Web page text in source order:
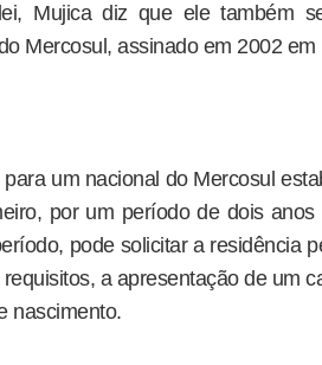
Mujica diz que ele também
Mercosul, assinado em 2002 em
um nacional do Mercosul
por um período de dois
pode solicitar a residência
a apresentação de um
nascimento.